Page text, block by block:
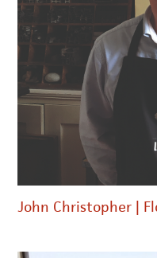
John Christopher |